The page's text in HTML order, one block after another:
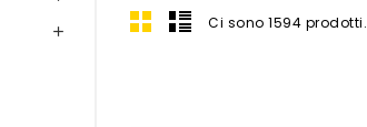
 Ci sono 1594 prodotti.